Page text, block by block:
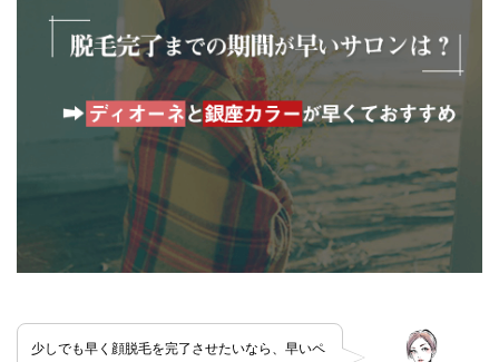
少しでも早く顔脱毛を完了させたいなら、早いペ